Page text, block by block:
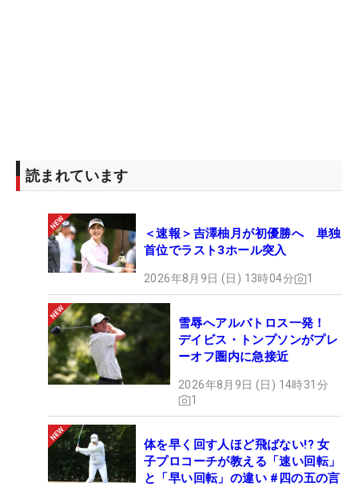
読まれています
＜速報＞吉澤柚月が初優勝へ 単独
首位でラスト3ホール突入
2026年8月9日 (日) 13時04分 1
雪辱へアルバトロス一発！
デイビス・トンプソンがプレ
ーオフ圏内に急接近
2026年8月9日 (日) 14時31分
1
体を早く回す人ほど飛ばない!? 女
子プロコーチが教える「速い回転」
と「早い回転」の違い #四の五の言